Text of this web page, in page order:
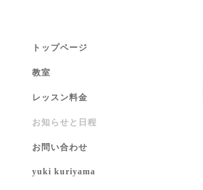
トップページ
教室
レッスン料金
お知らせと日程
お問い合わせ
yuki kuriyama